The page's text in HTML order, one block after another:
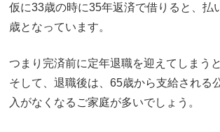
仮に33歳の時に35年返済で借りると、払
歳となっています。
つまり完済前に定年退職を迎えてしまう
そして、退職後は、65歳から支給される
入がなくなるご家庭が多いでしょう。